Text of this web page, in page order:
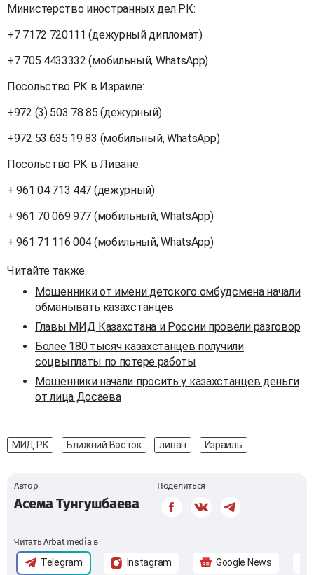
Министерство иностранных дел РК:
+7 7172 720111 (дежурный дипломат)
+7 705 4433332 (мобильный, WhatsApp)
Посольство РК в Израиле:
+972 (3) 503 78 85 (дежурный)
+972 53 635 19 83 (мобильный, WhatsApp)
Посольство РК в Ливане:
+ 961 04 713 447 (дежурный)
+ 961 70 069 977 (мобильный, WhatsApp)
+ 961 71 116 004 (мобильный, WhatsApp)
Читайте также:
Мошенники от имени детского омбудсмена начали
обманывать казахстанцев
Главы МИД Казахстана и России провели разговор
Более 180 тысяч казахстанцев получили
соцвыплаты по потере работы
Мошенники начали просить у казахстанцев деньги
от лица Досаева
МИД РК Ближний Восток ливан Израиль
Автор
Асема Тунгушбаева
Поделиться
Читать Arbat media в
Telegram Instagram Google News